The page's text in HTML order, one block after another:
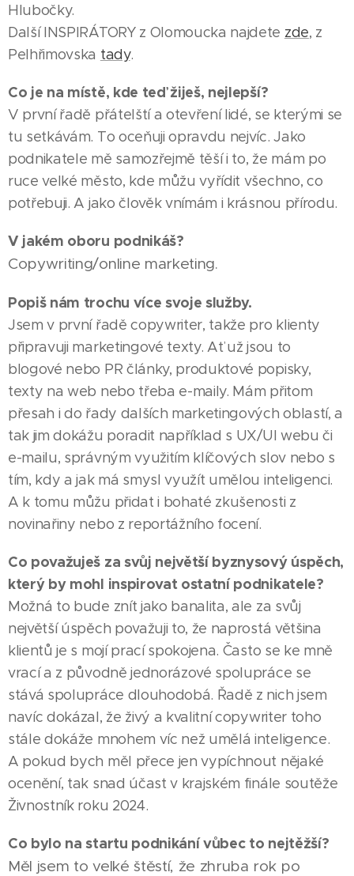
Hlubočky.
Další INSPIRÁTORY z Olomoucka najdete zde, z
Pelhřimovska tady.
Co je na místě, kde teď žiješ, nejlepší?
V první řadě přátelští a otevření lidé, se kterými se
tu setkávám. To oceňuji opravdu nejvíc. Jako
podnikatele mě samozřejmě těší i to, že mám po
ruce velké město, kde můžu vyřídit všechno, co
potřebuji. A jako člověk vnímám i krásnou přírodu.
V jakém oboru podnikáš?
Copywriting/online marketing.
Popiš nám trochu více svoje služby.
Jsem v první řadě copywriter, takže pro klienty
připravuji marketingové texty. Ať už jsou to
blogové nebo PR články, produktové popisky,
texty na web nebo třeba e-maily. Mám přitom
přesah i do řady dalších marketingových oblastí, a
tak jim dokážu poradit například s UX/UI webu či
e-mailu, správným využitím klíčových slov nebo s
tím, kdy a jak má smysl využít umělou inteligenci.
A k tomu můžu přidat i bohaté zkušenosti z
novinařiny nebo z reportážního focení.
Co považuješ za svůj největší byznysový úspěch,
který by mohl inspirovat ostatní podnikatele?
Možná to bude znít jako banalita, ale za svůj
největší úspěch považuji to, že naprostá většina
klientů je s mojí prací spokojena. Často se ke mně
vrací a z původně jednorázové spolupráce se
stává spolupráce dlouhodobá. Řadě z nich jsem
navíc dokázal, že živý a kvalitní copywriter toho
stále dokáže mnohem víc než umělá inteligence.
A pokud bych měl přece jen vypíchnout nějaké
ocenění, tak snad účast v krajském finále soutěže
Živnostník roku 2024.
Co bylo na startu podnikání vůbec to nejtěžší?
Měl jsem to velké štěstí, že zhruba rok po